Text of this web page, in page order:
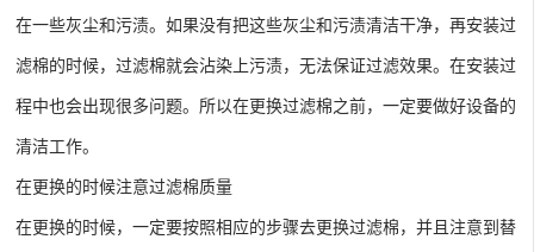
在一些灰尘和污渍。如果没有把这些灰尘和污渍清洁干净，再安装过
滤棉的时候，过滤棉就会沾染上污渍，无法保证过滤效果。在安装过
程中也会出现很多问题。所以在更换过滤棉之前，一定要做好设备的
清洁工作。
在更换的时候注意过滤棉质量
在更换的时候，一定要按照相应的步骤去更换过滤棉，并且注意到替